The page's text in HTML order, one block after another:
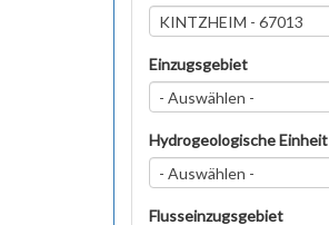
KINTZHEIM - 67013
Einzugsgebiet
- Auswählen -
Hydrogeologische Einheit
- Auswählen -
Flusseinzugsgebiet